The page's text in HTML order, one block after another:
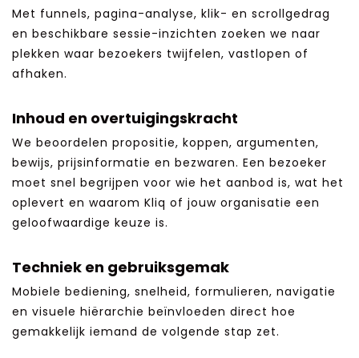
Met funnels, pagina-analyse, klik- en scrollgedrag
en beschikbare sessie-inzichten zoeken we naar
plekken waar bezoekers twijfelen, vastlopen of
afhaken.
Inhoud en overtuigingskracht
We beoordelen propositie, koppen, argumenten,
bewijs, prijsinformatie en bezwaren. Een bezoeker
moet snel begrijpen voor wie het aanbod is, wat het
oplevert en waarom Kliq of jouw organisatie een
geloofwaardige keuze is.
Techniek en gebruiksgemak
Mobiele bediening, snelheid, formulieren, navigatie
en visuele hiërarchie beïnvloeden direct hoe
gemakkelijk iemand de volgende stap zet.